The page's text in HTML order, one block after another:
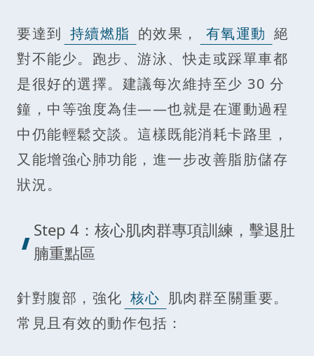
要達到 持續燃脂 的效果， 有氧運動 絕
對不能少。跑步、游泳、快走或踩單車都
是很好的選擇。建議每次維持至少 30 分
鐘，中等強度為佳——也就是在運動過程
中仍能輕鬆交談。這樣既能消耗卡路里，
又能增強心肺功能，進一步改善脂肪儲存
狀況。
Step 4：核心肌肉群專項訓練，擊退肚
腩重點區
針對腹部，強化 核心 肌肉群至關重要。
常見且有效的動作包括：